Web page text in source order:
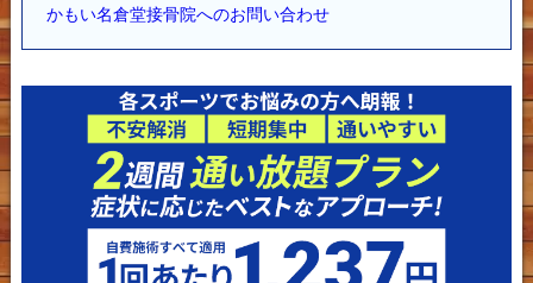
かもい名倉堂接骨院へのお問い合わせ